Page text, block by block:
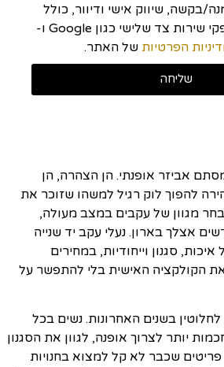
בקשה, שיווק אישי ודיוור, כולל
שיתוף מידע עם ספקי שירות צד שלישי כגון Google ו-
הפרטיות של האתר.
שליחה
אביזר אופנתי. הן הצהרה, הן
להפוך לוק רגיל למשהו שזוכר את
מגוון של עקבים במצב מעולה,
אצלך בארון. נעלי עקב יד שנייה
סגנון וייחודיות, במחירים
הקולקציה האישית בלי להתפשר על
בשנים האחרונות. נשים בכל
יותר לצרוך אופנה, לגוון את הסגנון
שכבר לא קל למצוא בחנויות